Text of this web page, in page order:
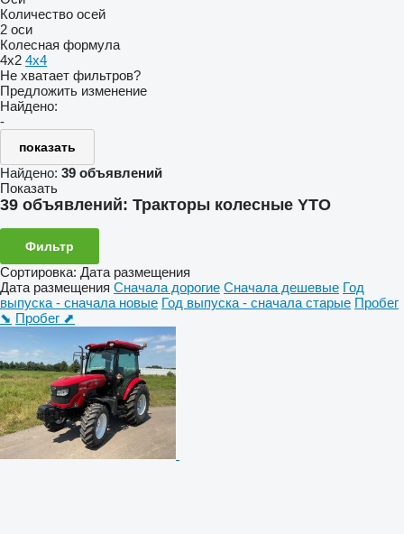
Количество осей
2 оси
Колесная формула
4x2 4x4
Не хватает фильтров?
Предложить изменение
Найдено:
-
показать
Найдено: 39 объявлений
Показать
39 объявлений: Тракторы колесные YTO
Фильтр
Сортировка: Дата размещения
Дата размещения Сначала дорогие Сначала дешевые Год
выпуска - сначала новые Год выпуска - сначала старые Пробег
⬊ Пробег ⬈